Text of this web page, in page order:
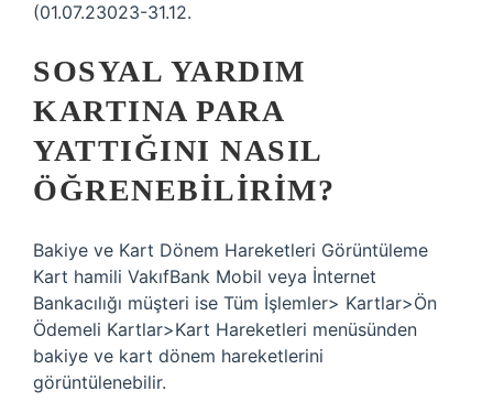
(01.07.23023-31.12.
SOSYAL YARDIM
KARTINA PARA
YATTIĞINI NASIL
ÖĞRENEBILIRIM?
Bakiye ve Kart Dönem Hareketleri Görüntüleme
Kart hamili VakıfBank Mobil veya İnternet
Bankacılığı müşteri ise Tüm İşlemler> Kartlar>Ön
Ödemeli Kartlar>Kart Hareketleri menüsünden
bakiye ve kart dönem hareketlerini
görüntülenebilir.